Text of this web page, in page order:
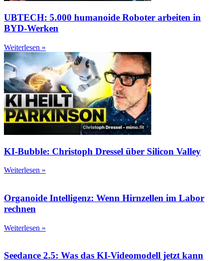
UBTECH: 5.000 humanoide Roboter arbeiten in
BYD-Werken
Weiterlesen »
KI-Bubble: Christoph Dressel über Silicon Valley
Weiterlesen »
Organoide Intelligenz: Wenn Hirnzellen im Labor
rechnen
Weiterlesen »
Seedance 2.5: Was das KI-Videomodell jetzt kann